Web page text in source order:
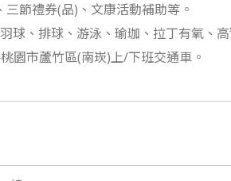
節禮券(品)、文康活動補助等。
球、排球、游泳、瑜珈、拉丁有氧、
園市蘆竹區(南崁)上/下班交通車。